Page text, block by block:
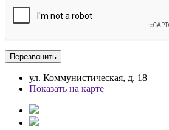
ул. Коммунистическая, д. 18
Показать на карте